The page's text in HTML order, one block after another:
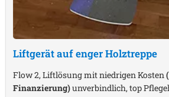
Liftgerät auf enger Holztreppe
Flow 2, Liftlösung mit niedrigen Kosten
Finanzierung)unverbindlich, top